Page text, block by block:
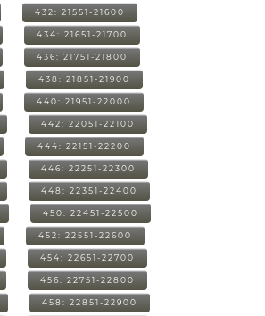
432: 21551-21600
434: 21651-21700
436: 21751-21800
438: 21851-21900
440: 21951-22000
442: 22051-22100
444: 22151-22200
446: 22251-22300
448: 22351-22400
450: 22451-22500
452: 22551-22600
454: 22651-22700
456: 22751-22800
458: 22851-22900